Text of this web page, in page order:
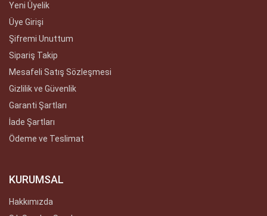
Yeni Üyelik
Üye Girişi
Şifremi Unuttum
Sipariş Takip
Mesafeli Satış Sözleşmesi
Gizlilik ve Güvenlik
Garanti Şartları
İade Şartları
Ödeme ve Teslimat
KURUMSAL
Hakkımızda